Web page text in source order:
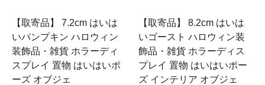
【取寄品】 7.2cm はいは
いパンプキン ハロウィン
装飾品・雑貨 ホラーディ
スプレイ 置物 はいはいポ
ーズ オブジェ
【取寄品】 8.2cm はいは
いゴースト ハロウィン装
飾品・雑貨 ホラーディス
プレイ 置物 はいはいポー
ズ インテリア オブジェ